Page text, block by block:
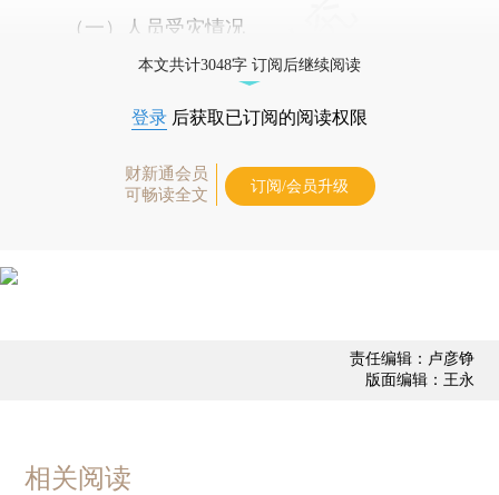
（一）人员受灾情况
本文共计3048字 订阅后继续阅读
登录 后获取已订阅的阅读权限
财新通会员
可畅读全文
订阅/会员升级
责任编辑：卢彦铮
版面编辑：王永
相关阅读